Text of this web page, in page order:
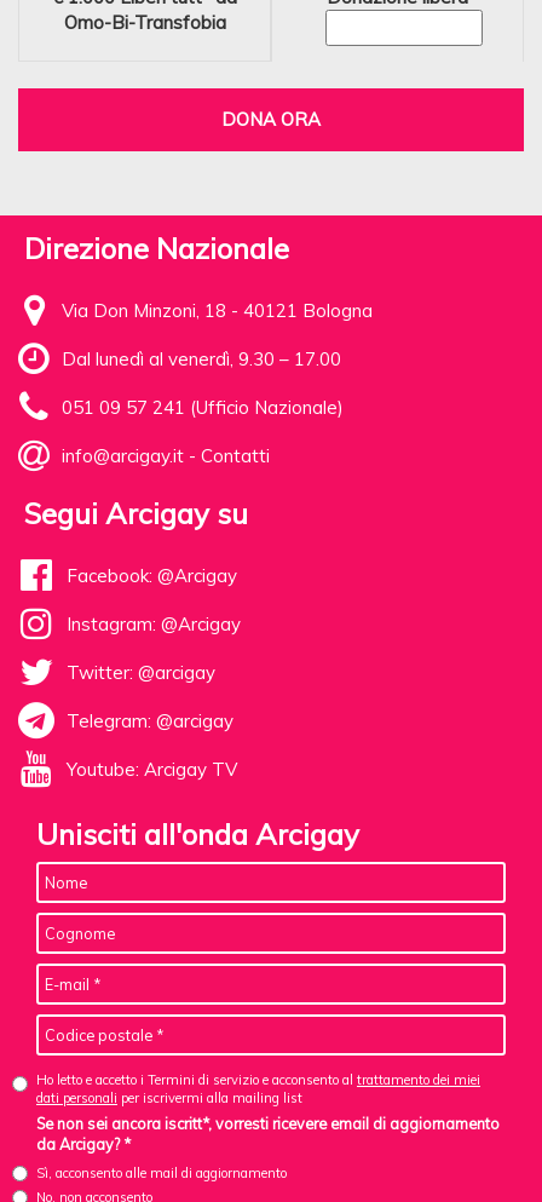
Omo-Bi-Transfobia
DONA ORA
Direzione Nazionale
Via Don Minzoni, 18 - 40121 Bologna
Dal lunedì al venerdì, 9.30 – 17.00
051 09 57 241 (Ufficio Nazionale)
info@arcigay.it - Contatti
Segui Arcigay su
Facebook: @Arcigay
Instagram: @Arcigay
Twitter: @arcigay
Telegram: @arcigay
Youtube: Arcigay TV
Unisciti all'onda Arcigay
Ho letto e accetto i Termini di servizio e acconsento al trattamento dei miei
dati personali per iscrivermi alla mailing list
Se non sei ancora iscritt*, vorresti ricevere email di aggiornamento
da Arcigay? *
Sì, acconsento alle mail di aggiornamento
No, non acconsento